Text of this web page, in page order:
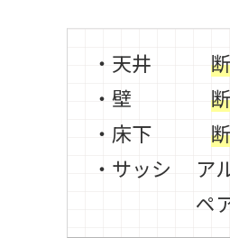
・天井
・壁
・床下
・サッシ ア
ペアガ